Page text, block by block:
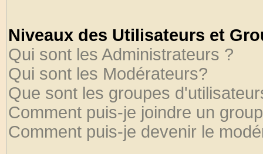
Niveaux des Utilisateurs et
Qui sont les Administrateurs ?
Qui sont les Modérateurs?
Que sont les groupes
Comment puis-je joindre un
Comment puis-je devenir le